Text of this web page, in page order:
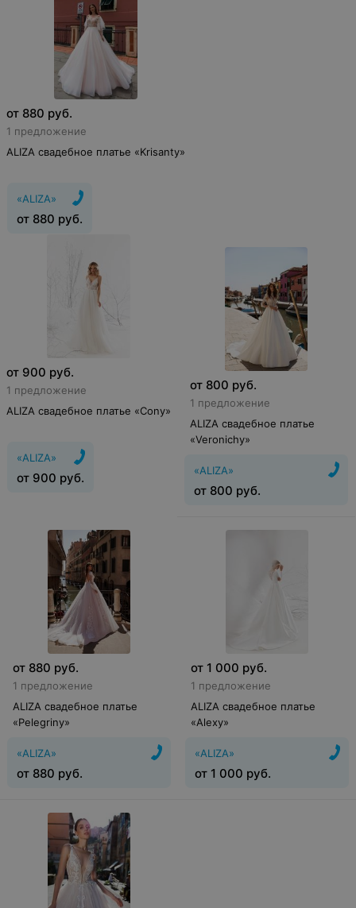
от 880 руб.
1 предложение
ALIZA свадебное платье «Krisanty»
«ALIZA»
от 880 руб.
от 900 руб.
1 предложение
ALIZA свадебное платье «Cony»
«ALIZA»
от 900 руб.
от 800 руб.
1 предложение
ALIZA свадебное платье
«Veronichy»
«ALIZA»
от 800 руб.
от 880 руб.
1 предложение
ALIZA свадебное платье
«Pelegriny»
«ALIZA»
от 880 руб.
от 1 000 руб.
1 предложение
ALIZA свадебное платье
«Alexy»
«ALIZA»
от 1 000 руб.